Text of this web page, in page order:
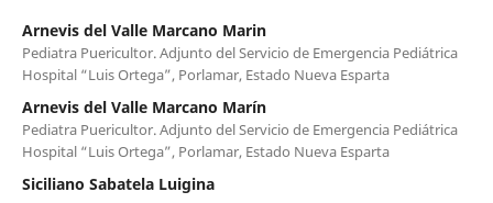
Arnevis del Valle Marcano Marin
Pediatra Puericultor. Adjunto del Servicio de Emergencia Pediátrica
Hospital “Luis Ortega”, Porlamar, Estado Nueva Esparta
Arnevis del Valle Marcano Marín
Pediatra Puericultor. Adjunto del Servicio de Emergencia Pediátrica
Hospital “Luis Ortega”, Porlamar, Estado Nueva Esparta
Siciliano Sabatela Luigina